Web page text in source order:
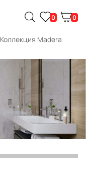
0 0
Коллекция Madera